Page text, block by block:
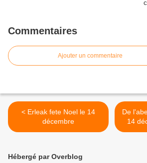
Commentaires
Ajouter un commentaire
< Erleak fete Noel le 14
décembre
De
Hébergé par Overblog